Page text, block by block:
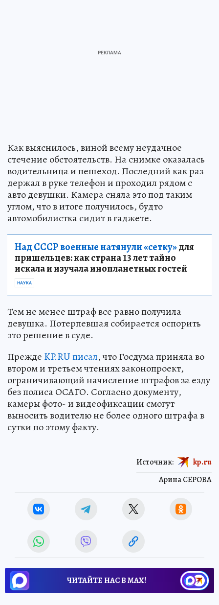
Как выяснилось, виной всему неудачное
стечение обстоятельств. На снимке оказалась
водительница и пешеход. Последний как раз
держал в руке телефон и проходил рядом с
авто девушки. Камера сняла это под таким
углом, что в итоге получилось, будто
автомобилистка сидит в гаджете.
Над СССР военные натянули «сетку»для
пришельцев: как страна 13 лет тайно
искала и изучала инопланетных гостей
НАУКА
Тем не менее штраф все равно получила
девушка. Потерпевшая собирается оспорить
это решение в суде.
Прежде KP.RU писал, что Госдума приняла во
втором и третьем чтениях законопроект,
ограничивающий начисление штрафов за езду
без полиса ОСАГО. Согласно документу,
камеры фото- и видеофиксации смогут
выносить водителю не более одного штрафа в
сутки по этому факту.
Арина СЕРОВА
Источник: kp.ru
ЧИТАЙТЕ НАС В МАХ!